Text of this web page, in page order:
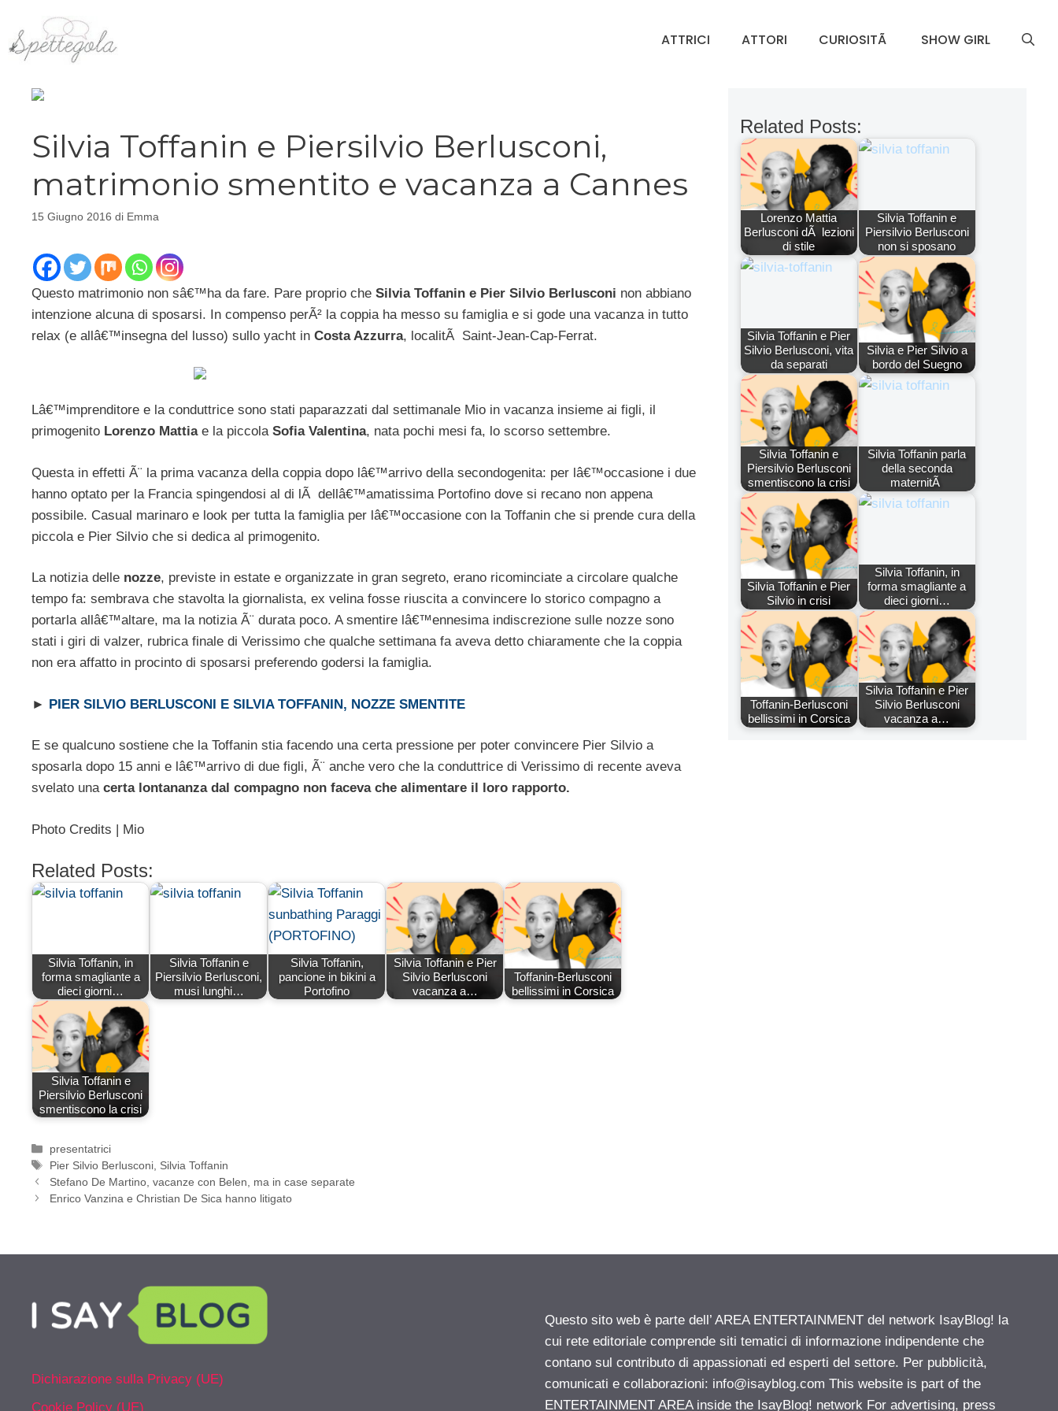
contenuto
ATTRICI ATTORI CURIOSITÃ SHOW GIRL
Silvia Toffanin e Piersilvio Berlusconi,
matrimonio smentito e vacanza a Cannes
15 Giugno 2016 di Emma
Questo matrimonio non sâ€™ha da fare. Pare proprio che Silvia Toffanin e Pier Silvio Berlusconi non abbiano
intenzione alcuna di sposarsi. In compenso perÃ² la coppia ha messo su famiglia e si gode una vacanza in tutto
relax (e allâ€™insegna del lusso) sullo yacht in Costa Azzurra, localitÃ Saint-Jean-Cap-Ferrat.
Lâ€™imprenditore e la conduttrice sono stati paparazzati dal settimanale Mio in vacanza insieme ai figli, il
primogenito Lorenzo Mattiae la piccola Sofia Valentina, nata pochi mesi fa, lo scorso settembre.
Questa in effetti Ã¨ la prima vacanza della coppia dopo lâ€™arrivo della secondogenita: per lâ€™occasione i due
hanno optato per la Francia spingendosi al di lÃ dellâ€™amatissima Portofino dove si recano non appena
possibile. Casual marinaro e look per tutta la famiglia per lâ€™occasione con la Toffanin che si prende cura della
piccola e Pier Silvio che si dedica al primogenito.
La notizia delle nozze, previste in estate e organizzate in gran segreto, erano ricominciate a circolare qualche
tempo fa: sembrava che stavolta la giornalista, ex velina fosse riuscita a convincere lo storico compagno a
portarla allâ€™altare, ma la notizia Ã¨ durata poco. A smentire lâ€™ennesima indiscrezione sulle nozze sono
stati i giri di valzer, rubrica finale di Verissimo che qualche settimana fa aveva detto chiaramente che la coppia
non era affatto in procinto di sposarsi preferendo godersi la famiglia.
► PIER SILVIO BERLUSCONI E SILVIA TOFFANIN, NOZZE SMENTITE
E se qualcuno sostiene che la Toffanin stia facendo una certa pressione per poter convincere Pier Silvio a
sposarla dopo 15 anni e lâ€™arrivo di due figli, Ã¨ anche vero che la conduttrice di Verissimo di recente aveva
svelato una certa lontananza dal compagno non faceva che alimentare il loro rapporto.
Photo Credits | Mio
Related Posts:
Silvia Toffanin, in
forma smagliante a
dieci giorni…
Silvia Toffanin e
Piersilvio Berlusconi,
musi lunghi…
Silvia Toffanin,
pancione in bikini a
Portofino
Silvia Toffanin e Pier
Silvio Berlusconi
vacanza a…
Toffanin-Berlusconi
bellissimi in Corsica
Silvia Toffanin e
Piersilvio Berlusconi
smentiscono la crisi
Categorie
presentatrici
Tag
Pier Silvio Berlusconi Silvia Toffanin
Stefano De Martino, vacanze con Belen, ma in case separate
Enrico Vanzina e Christian De Sica hanno litigato
Related Posts:
Lorenzo Mattia
Berlusconi dÃ lezioni
di stile
Silvia Toffanin e
Piersilvio Berlusconi
non si sposano
Silvia Toffanin e Pier
Silvio Berlusconi, vita
da separati
Silvia e Pier Silvio a
bordo del Suegno
Silvia Toffanin e
Piersilvio Berlusconi
smentiscono la crisi
Silvia Toffanin parla
della seconda
maternitÃ
Silvia Toffanin e Pier
Silvio in crisi
Silvia Toffanin, in
forma smagliante a
dieci giorni…
Toffanin-Berlusconi
bellissimi in Corsica
Silvia Toffanin e Pier
Silvio Berlusconi
vacanza a…
Dichiarazione sulla Privacy (UE)
Cookie Policy (UE)
Questo sito web è parte dell’ AREA ENTERTAINMENT del network IsayBlog! la
cui rete editoriale comprende siti tematici di informazione indipendente che
contano sul contributo di appassionati ed esperti del settore. Per pubblicità,
comunicati e collaborazioni: info@isayblog.com This website is part of the
ENTERTAINMENT AREA inside the IsayBlog! network For advertising, press